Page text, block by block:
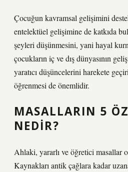
Çocuğun kavramsal gelişimini
entelektüel gelişimine de katkıda
şeyleri düşünmesini, yani hayal
çocukların iç ve dış dünyasının
yaratıcı düşüncelerini harekete
öğrenmesi de önemlidir.
MASALLARIN 5
NEDIR?
Ahlaki, yararlı ve öğretici masallar
Kaynakları antik çağlara kadar